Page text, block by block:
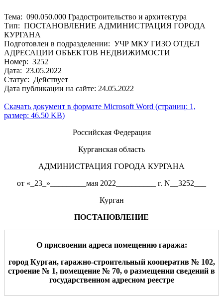
Тема: 090.050.000 Градостроительство и архитектура
Тип: ПОСТАНОВЛЕНИЕ АДМИНИСТРАЦИЯ ГОРОДА
КУРГАНА
Подготовлен в подразделении: УЧР МКУ ГИЗО ОТДЕЛ
АДРЕСАЦИИ ОБЪЕКТОВ НЕДВИЖИМОСТИ
Номер: 3252
Дата: 23.05.2022
Статус: Действует
Дата публикации на сайте: 24.05.2022
Скачать документ в формате Microsoft Word (страниц: 1,
размер: 46.50 KB)
Российская Федерация
Курганская область
АДМИНИСТРАЦИЯ ГОРОДА КУРГАНА
от «_23_»_________мая 2022__________ г. N__3252___
Курган
ПОСТАНОВЛЕНИЕ
О присвоении адреса помещению гаража:
город Курган, гаражно-строительный кооператив № 102,
строение № 1, помещение № 70, о размещении сведений в
государственном адресном реестре